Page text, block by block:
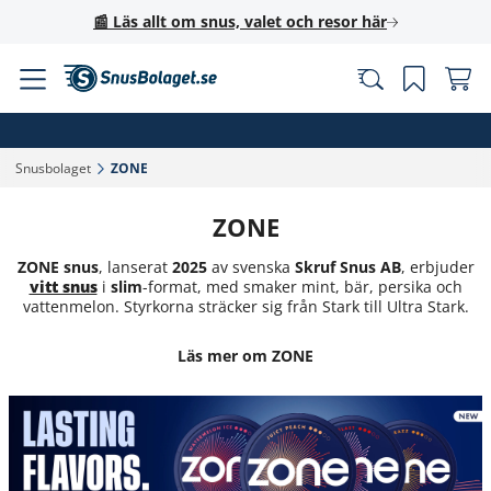
📰 Läs allt om snus, valet och resor här
Snusbolaget‎ ZONE‎
ZONE
ZONE snus, lanserat 2025av svenska Skruf Snus AB, erbjuder
vitt snusi slim-format, med smaker mint, bär, persika och
vattenmelon. Styrkorna sträcker sig från Stark till Ultra Stark.
Läs mer om ZONE